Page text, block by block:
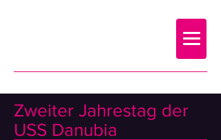
Zweiter Jahrestag der
USS Danubia